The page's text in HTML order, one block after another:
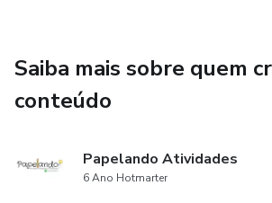
Saiba mais sobre quem
conteúdo
Papelando Atividades
6 Ano Hotmarter